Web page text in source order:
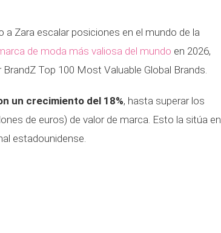
Zara escalar posiciones en el mundo de la
de moda más valiosa del mundo en 2026,
Top 100 Most Valuable Global Brands.
un crecimiento del 18%, hasta superar los
de euros) de valor de marca. Esto la sitúa en
estadounidense.